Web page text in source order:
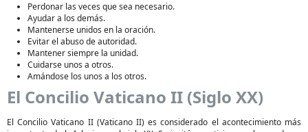
Perdonar las veces que sea necesario.
Ayudar a los demás.
Mantenerse unidos en la oración.
Evitar el abuso de autoridad.
Mantener siempre la unidad.
Cuidarse unos a otros.
Amándose los unos a los otros.
El Concilio Vaticano II (Siglo XX)
El Concilio Vaticano II (Vaticano II) es considerado el acontecimiento más